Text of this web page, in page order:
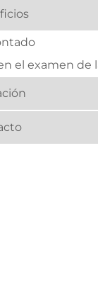
el examen de